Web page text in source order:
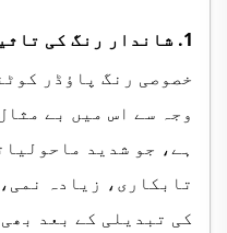
1. شاندار رنگ کی تاثیر اور حسبِ ضرورت ترتیب
خصوصی رنگ پاؤڈر
وجہ سے اس میں بے
ہے، جو شدید
تابکاری، زیادہ
کی تبدیلی کے بعد